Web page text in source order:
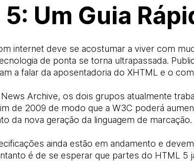
Um Guia
internet deve se acostumar a viver com
de ponta se torna ultrapassada.
a falar da aposentadoria do XHTML e o
Archive, os dois grupos atualmente
de 2009 de modo que a W3C poderá
da nova geração da linguagem de marcação.
ainda estão em andamento e
é de se esperar que partes do HTML 5